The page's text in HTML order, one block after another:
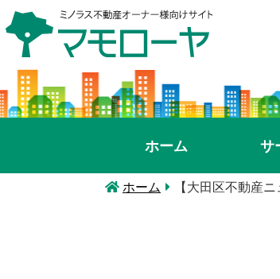
ホーム サ
ホーム 【大田区不動産